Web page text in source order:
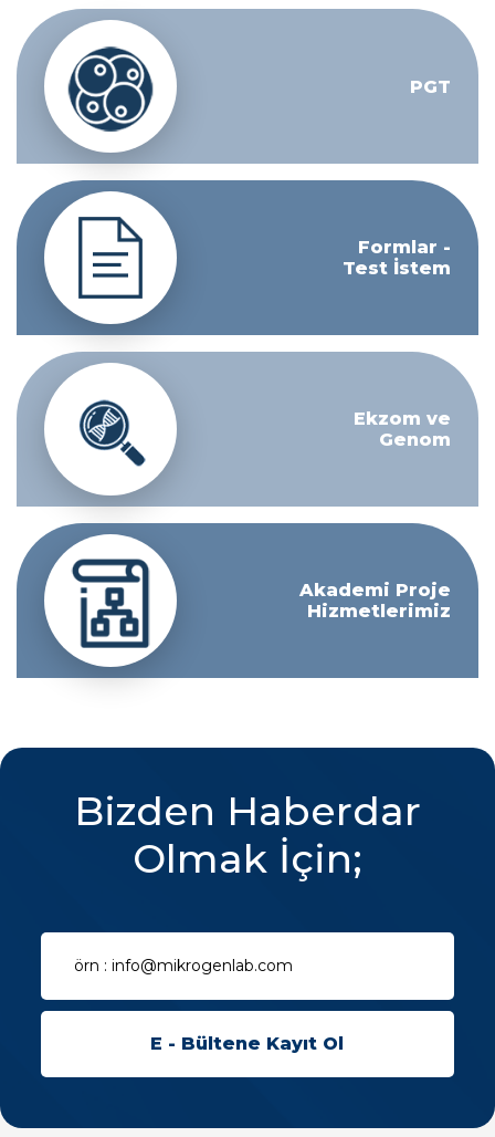
PGT
Formlar -
Test İstem
Ekzom ve
Genom
Akademi Proje
Hizmetlerimiz
Bizden Haberdar
Olmak İçin;